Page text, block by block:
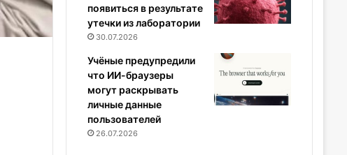
появиться в результате
утечки из лаборатории
30.07.2026
Учёные предупредили
что ИИ-браузеры
могут раскрывать
личные данные
пользователей
26.07.2026